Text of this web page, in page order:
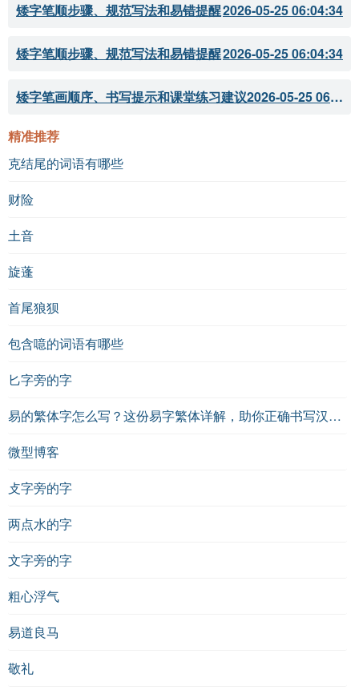
矮字笔顺步骤、规范写法和易错提醒2026-05-25 06:04:34
矮字笔顺步骤、规范写法和易错提醒2026-05-25 06:04:34
矮字笔画顺序、书写提示和课堂练习建议 2026-05-25 06:04:33
精准推荐
克结尾的词语有哪些
财险
土音
旋蓬
首尾狼狈
包含噫的词语有哪些
匕字旁的字
易的繁体字怎么写？这份易字繁体详解，助你正确书写汉字_汉字繁体学习
微型博客
攴字旁的字
两点水的字
文字旁的字
粗心浮气
易道良马
敬礼